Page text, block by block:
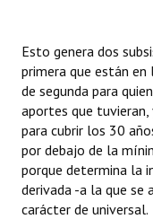
Esto genera dos
primera que están
de segunda para
aportes que
para cubrir los 30
por debajo de la
porque determina la
derivada -a la que se
carácter de universal.